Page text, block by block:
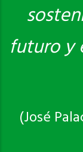
futuro y
(José